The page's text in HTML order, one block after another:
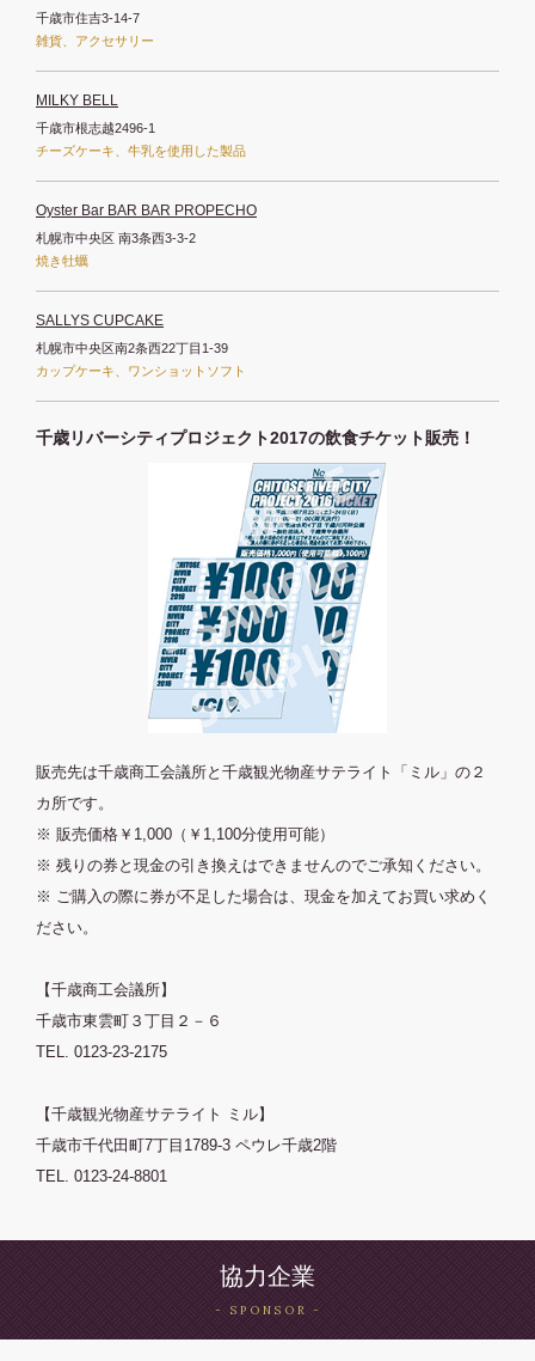
千歳市住吉3-14-7
雑貨、アクセサリー
MILKY BELL
千歳市根志越2496-1
チーズケーキ、牛乳を使用した製品
Oyster Bar BAR BAR PROPECHO
札幌市中央区 南3条西3-3-2
焼き牡蠣
SALLYS CUPCAKE
札幌市中央区南2条西22丁目1-39
カップケーキ、ワンショットソフト
千歳リバーシティプロジェクト2017の飲食チケット販売！
販売先は千歳商工会議所と千歳観光物産サテライト「ミル」の２
カ所です。
※ 販売価格￥1,000（￥1,100分使用可能）
※ 残りの券と現金の引き換えはできませんのでご承知ください。
※ ご購入の際に券が不足した場合は、現金を加えてお買い求めく
ださい。
【千歳商工会議所】
千歳市東雲町３丁目２－６
TEL. 0123-23-2175
【千歳観光物産サテライト ミル】
千歳市千代田町7丁目1789-3 ペウレ千歳2階
TEL. 0123-24-8801
協力企業